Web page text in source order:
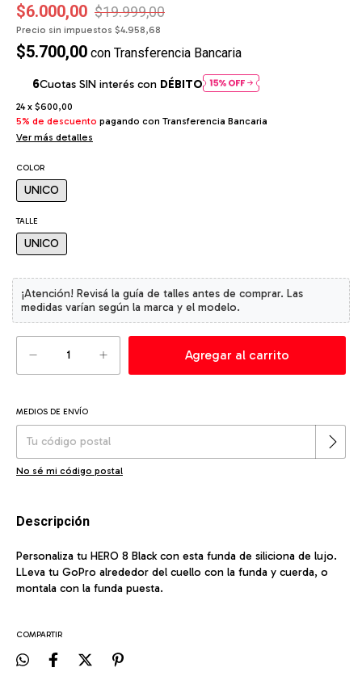
$6.000,00 $19.999,00
Precio sin impuestos $4.958,68
$5.700,00 con Transferencia Bancaria
Cuotas SIN interés con DÉBITO
24 x $600,00
5% de descuento pagando con Transferencia Bancaria
Ver más detalles
COLOR
UNICO
TALLE
UNICO
Entregas para el CP:
MEDIOS DE ENVÍO
No sé mi código postal
Descripción
Personaliza tu HERO 8 Black con esta funda de siliciona de lujo.
LLeva tu GoPro alrededor del cuello con la funda y cuerda, o
montala con la funda puesta.
COMPARTIR